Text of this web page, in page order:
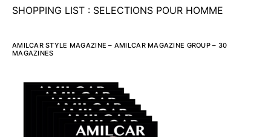
SHOPPING LIST : SELECTIONS POUR HOMME
AMILCAR STYLE MAGAZINE – AMILCAR MAGAZINE GROUP – 30
MAGAZINES